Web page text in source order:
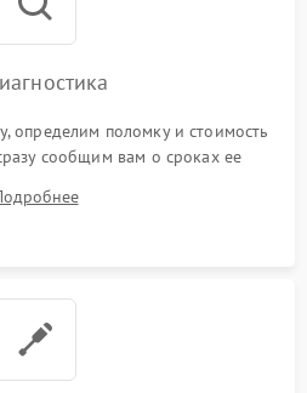
определим поломку и стоимость
сообщим вам о сроках ее